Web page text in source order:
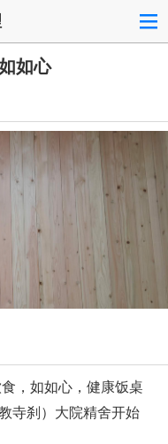
如心
，如如心，健康饭桌
寺刹）大院精舍开始